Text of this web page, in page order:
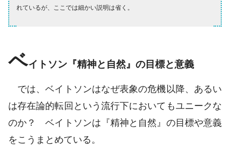
れているが、ここでは細かい説明は省く。
ベイトソン『精神と自然』の目標と意義
では、ベイトソンはなぜ表象の危機以降、あるい
は存在論的転回という流行下においてもユニークな
のか？ ベイトソンは『精神と自然』の目標や意義
をこうまとめている。